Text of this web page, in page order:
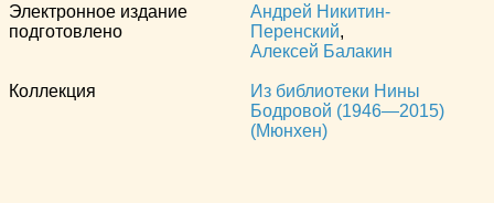
Электронное издание
подготовлено
Андрей Никитин-
Перенский,
Алексей Балакин
Коллекция
Из библиотеки Нины
Бодровой (1946—2015)
(Мюнхен)